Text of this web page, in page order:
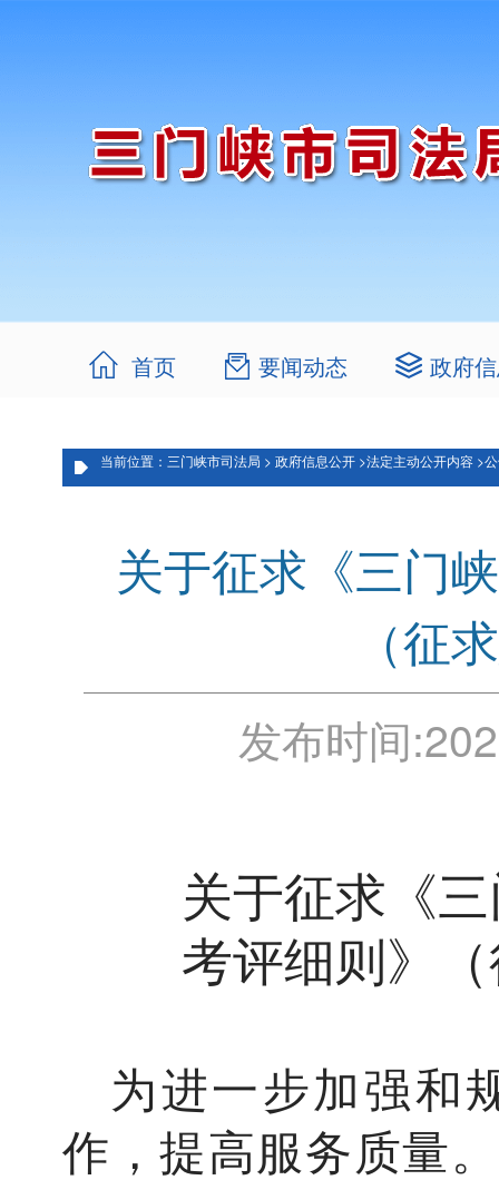
首页 要闻动态 政府
当前位置：三门峡市司法局 > 政府信息公开 >法定主动公开内容 >
关于征求《三门
（征
发布时间:
关于征求《
考评细则》
为进一步加强和
作，提高服务质量